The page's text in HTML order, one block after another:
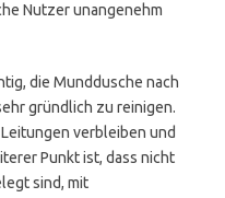
Nutzer unangenehm
die Munddusche nach
gründlich zu reinigen.
verbleiben und
Punkt ist, dass nicht
sind, mit